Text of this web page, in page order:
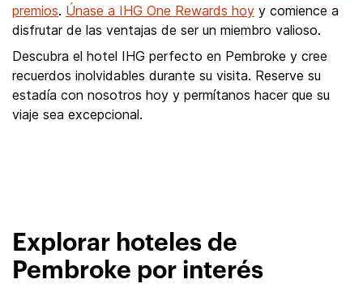
premios. Únase a IHG One Rewards hoy y comience a
disfrutar de las ventajas de ser un miembro valioso.
Descubra el hotel IHG perfecto en Pembroke y cree
recuerdos inolvidables durante su visita. Reserve su
estadía con nosotros hoy y permítanos hacer que su
viaje sea excepcional.
Explorar hoteles de
Pembroke por interés